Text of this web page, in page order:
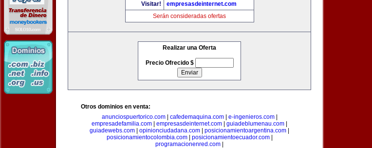
Visitar!
empresasdeinternet.com
Serán consideradas ofertas
Realizar una Oferta
Precio Ofrecido $
Otros dominios en venta:
anunciospuertorico.com| cafedemaquina.com| e-ingenieros.com|
empresadefamilia.com
empresasdeinternet.com guiadeblumenau.com
guiadewebs.com
opinionciudadana.com posicionamientoargentina.com
posicionamientocolombia.com| posicionamientoecuador.com|
programacionenred.com